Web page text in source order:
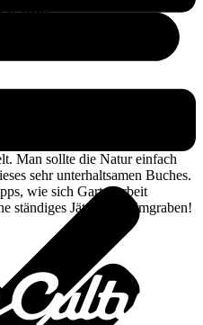
bewusst ein „anderes“
auch gerne als das
Man sollte die Natur einfach
sehr unterhaltsamen Buches.
wie sich Gartenarbeit
ständiges Jäten und Umgraben!